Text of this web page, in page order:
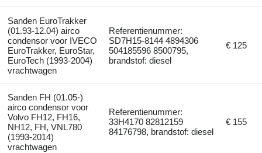
Sanden EuroTrakker
(01.93-12.04) airco
condensor voor IVECO
EuroTrakker, EuroStar,
EuroTech (1993-2004)
vrachtwagen
Referentienummer:
SD7H15-8144 4894306
504185596 8500795,
brandstof: diesel
€ 125
Sanden FH (01.05-)
airco condensor voor
Volvo FH12, FH16,
NH12, FH, VNL780
(1993-2014)
vrachtwagen
Referentienummer:
33H4170 82812159
84176798, brandstof: diesel
€ 155